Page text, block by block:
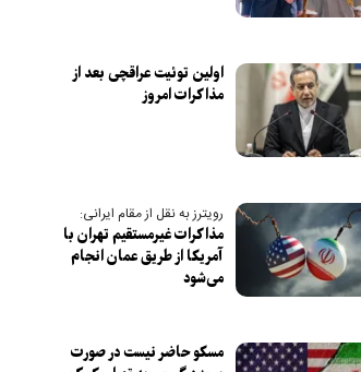
اولین توئیت عراقچی بعد از
مذاکرات امروز
رویترز به نقل از مقام ایرانی:
مذاکرات غیرمستقیم تهران با
آمریکا از طریق عمان انجام
می‌شود
مسکو حاضر نیست در صورت